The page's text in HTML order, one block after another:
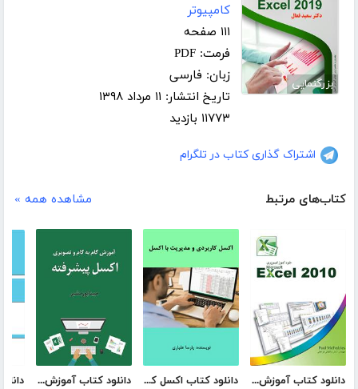
بزرگنمایی
کامپیوتر
۱۱۱ صفحه
فرمت: PDF
زبان: فارسی
تاریخ انتشار: ۱۱ مرداد ۱۳۹۸
۱۱۷۷۳ بازدید
اشتراک گذاری کتاب در تلگرام
کتاب‌های مرتبط مشاهده همه »
دانلود کتاب آموزش جامع اکسل 2010 دانلود کتاب اکسل کاربردی و مدیریت با اکسل دانلود کتاب آموزش گام به گام و تصویری اکسل پیشرفته